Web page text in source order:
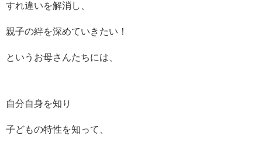
すれ違いを解消し、
親子の絆を深めていきたい！
というお母さんたちには、
自分自身を知り
子どもの特性を知って、